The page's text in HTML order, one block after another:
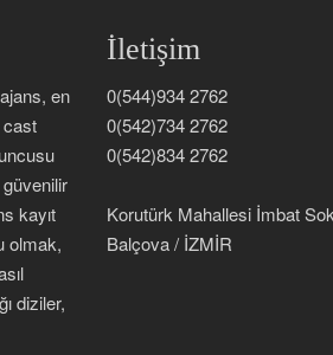
en
kayıt
olmak,
diziler,
İletişim
0(544)934 2762
0(542)734 2762
0(542)834 2762
Korutürk Mahallesi İmbat
Balçova / İZMİR